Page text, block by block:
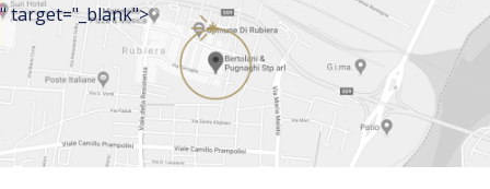
" target="_blank">